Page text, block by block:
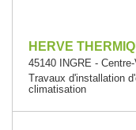
HERVE
45140 INGRE -
Travaux d'installation
climatisation